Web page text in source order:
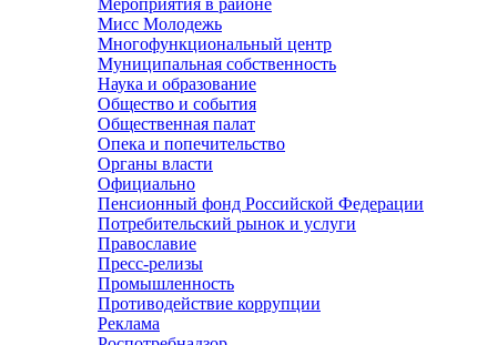
Мероприятия в районе
Мисс Молодежь
Многофункциональный центр
Муниципальная собственность
Наука и образование
Общество и события
Общественная палат
Опека и попечительство
Органы власти
Официально
Пенсионный фонд Российской Федерации
Потребительский рынок и услуги
Православие
Пресс-релизы
Промышленность
Противодействие коррупции
Реклама